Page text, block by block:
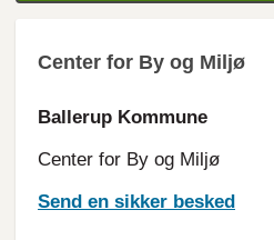
Center for By og Miljø
Ballerup Kommune
Center for By og Miljø
Send en sikker besked